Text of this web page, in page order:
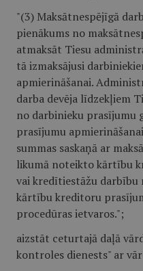
"(3) Maksātnespējīgā
pienākums no
atmaksāt Tiesu
tā izmaksājusi
apmierināšanai.
darba devēja līdzekļiem
no darbinieku prasījumu
prasījumu
summas saskaņā ar
likumā noteikto kārtību
vai kredītiestāžu
kārtību kreditoru
procedūras ietvaros.";
aizstāt ceturtajā daļā
kontroles dienests" ar